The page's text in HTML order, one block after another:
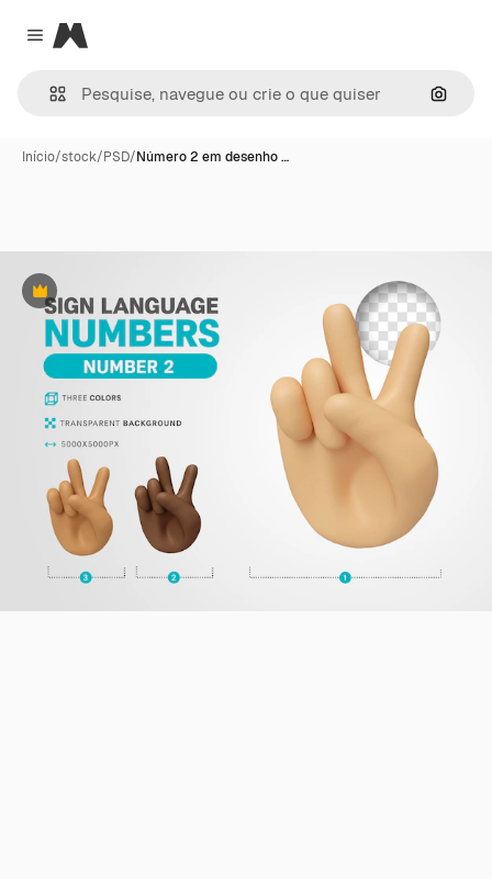
Close menu
Magnific
Início/stock/PSD/Número 2 em desenho …
Premium